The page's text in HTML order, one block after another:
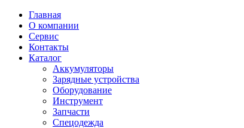
Главная
О компании
Сервис
Контакты
Каталог
Аккумуляторы
Зарядные устройства
Оборудование
Инструмент
Запчасти
Спецодежда